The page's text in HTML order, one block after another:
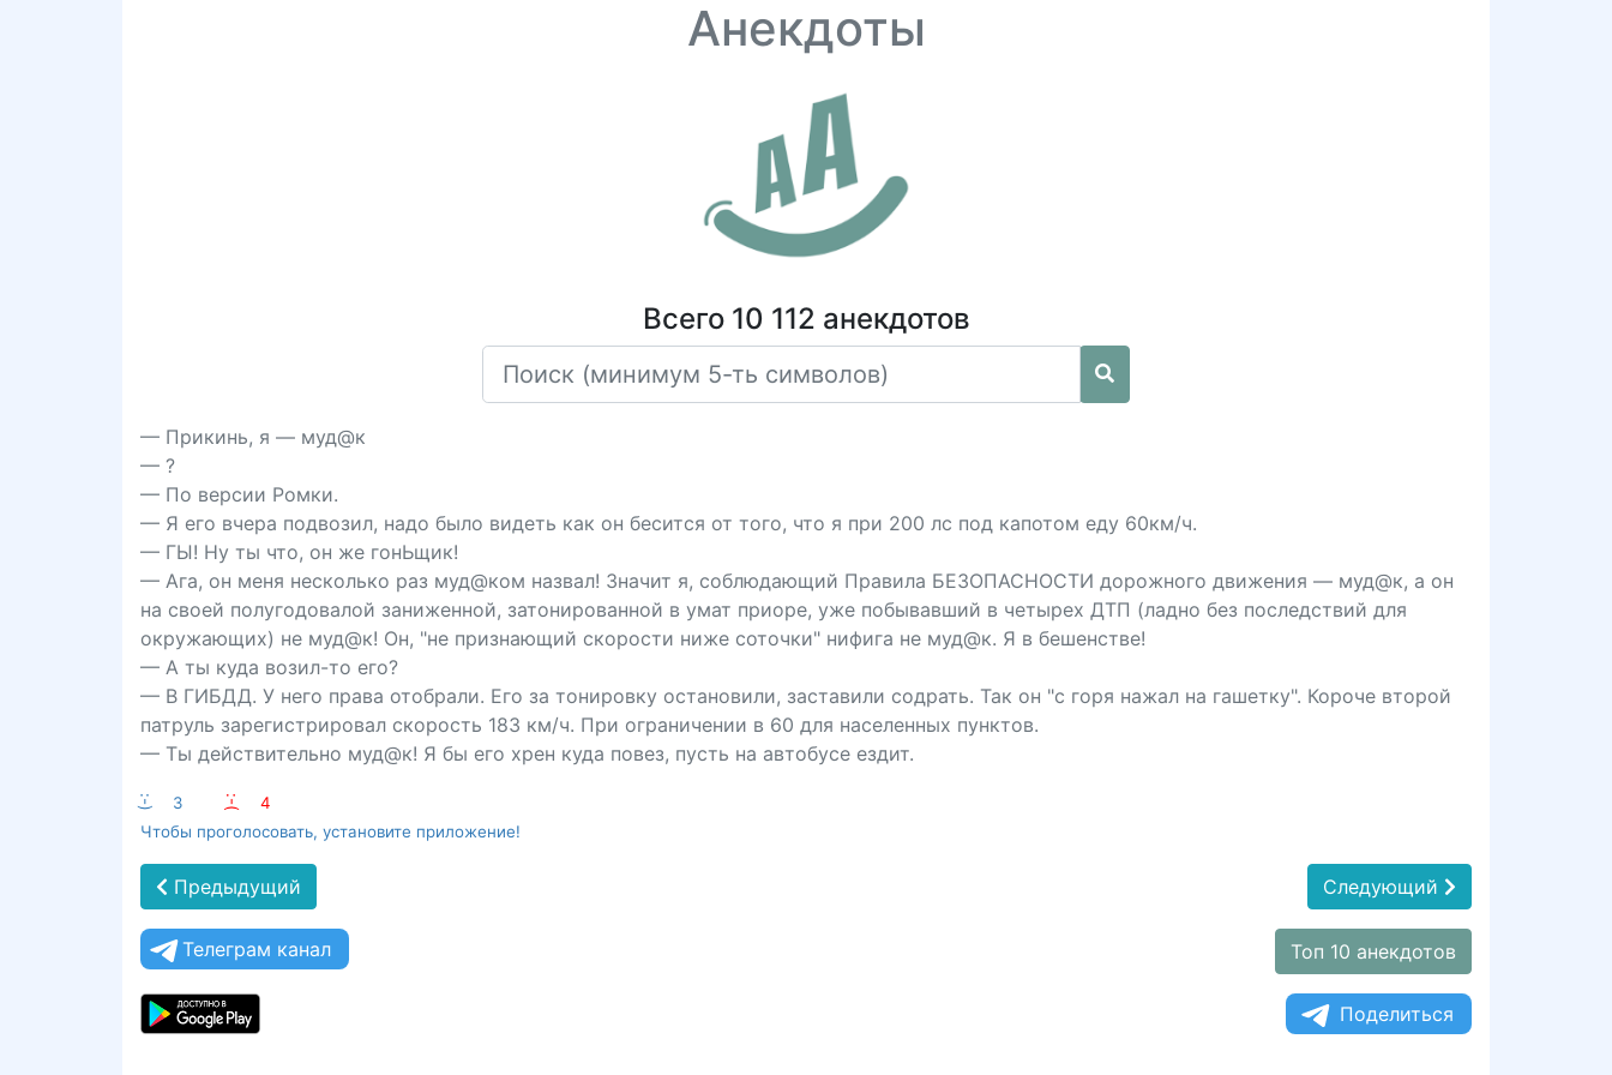
Анекдоты
Всего 10 112 анекдотов
— Прикинь, я — муд@к
— ?
— По версии Ромки.
— Я его вчера подвозил, надо было видеть как он бесится от того, что я при 200 лс под капотом еду 60км/ч.
— ГЫ! Ну ты что, он же гонЬщик!
— Ага, он меня несколько раз муд@ком назвал! Значит я, соблюдающий Правила БЕЗОПАСНОСТИ дорожного движения — муд@к, а он
на своей полугодовалой заниженной, затонированной в умат приоре, уже побывавший в четырех ДТП (ладно без последствий для
окружающих) не муд@к! Он, "не признающий скорости ниже соточки" нифига не муд@к. Я в бешенстве!
— А ты куда возил-то его?
— В ГИБДД. У него права отобрали. Его за тонировку остановили, заставили содрать. Так он "с горя нажал на гашетку". Короче второй
патруль зарегистрировал скорость 183 км/ч. При ограничении в 60 для населенных пунктов.
— Ты действительно муд@к! Я бы его хрен куда повез, пусть на автобусе ездит.
:-) 3 :-(
4
Чтобы проголосовать, установите приложение!
Предыдущий Следующий
Телеграм канал Топ 10 анекдотов
Поделиться